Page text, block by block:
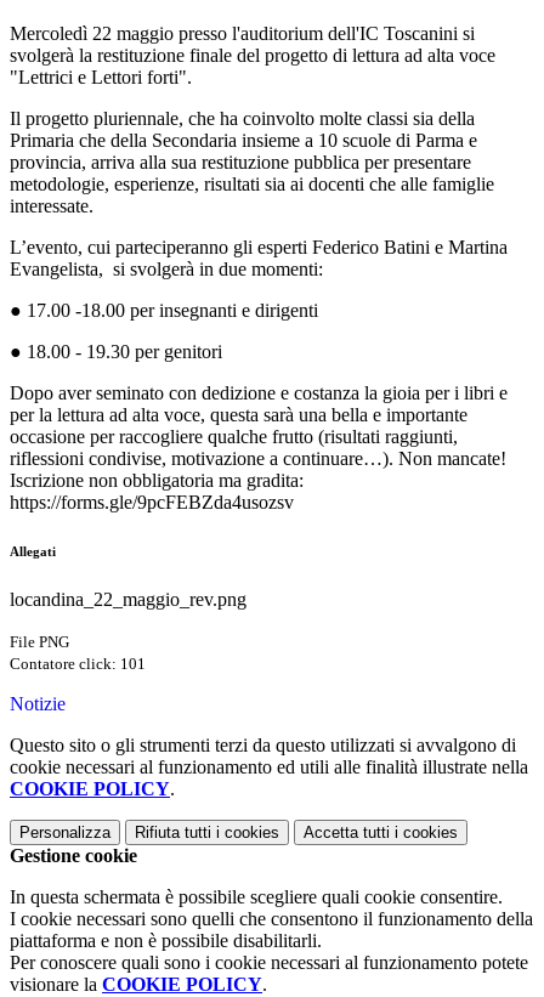
Mercoledì 22 maggio presso l'auditorium dell'IC Toscanini si
svolgerà la restituzione finale del progetto di lettura ad alta voce
"Lettrici e Lettori forti".
Il progetto pluriennale, che ha coinvolto molte classi sia della
Primaria che della Secondaria insieme a 10 scuole di Parma e
provincia, arriva alla sua restituzione pubblica per presentare
metodologie, esperienze, risultati sia ai docenti che alle famiglie
interessate.
L’evento, cui parteciperanno gli esperti Federico Batini e Martina
Evangelista, si svolgerà in due momenti:
● 17.00 -18.00 per insegnanti e dirigenti
● 18.00 - 19.30 per genitori
Dopo aver seminato con dedizione e costanza la gioia per i libri e
per la lettura ad alta voce, questa sarà una bella e importante
occasione per raccogliere qualche frutto (risultati raggiunti,
riflessioni condivise, motivazione a continuare…). Non mancate!
Iscrizione non obbligatoria ma gradita:
https://forms.gle/9pcFEBZda4usozsv
Allegati
locandina_22_maggio_rev.png
File PNG
Contatore click: 101
Notizie
Questo sito o gli strumenti terzi da questo utilizzati si avvalgono di
cookie necessari al funzionamento ed utili alle finalità illustrate nella
COOKIE POLICY.
Personalizza Rifiuta tutti i cookies Accetta tutti i cookies
Gestione cookie
In questa schermata è possibile scegliere quali cookie consentire.
I cookie necessari sono quelli che consentono il funzionamento della
piattaforma e non è possibile disabilitarli.
Per conoscere quali sono i cookie necessari al funzionamento potete
visionare la COOKIE POLICY.